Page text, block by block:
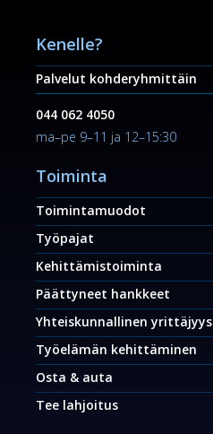
Kenelle?
Palvelut kohderyhmittäin
044 062 4050
ma–pe 9–11 ja 12–15:30
Toiminta
Toimintamuodot
Työpajat
Kehittämistoiminta
Päättyneet hankkeet
Yhteiskunnallinen yrittäjyys
Työelämän kehittäminen
Osta & auta
Tee lahjoitus